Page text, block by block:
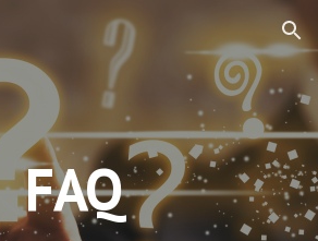
Skip to navigation
FAQ